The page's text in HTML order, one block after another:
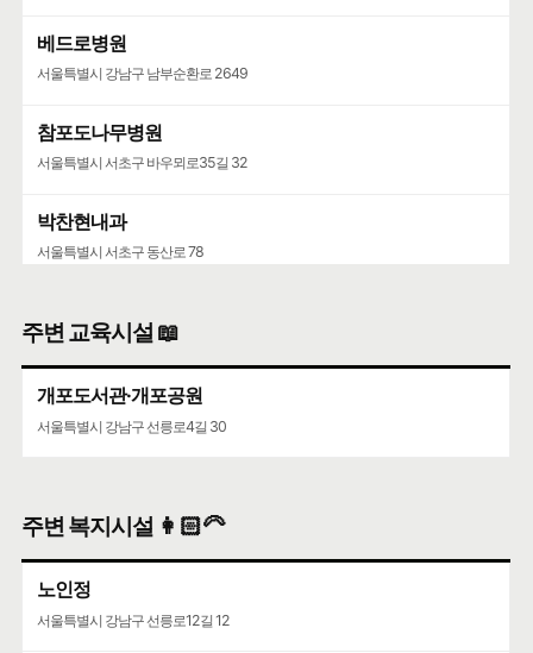
베드로병원
서울특별시 강남구 남부순환로 2649
참포도나무병원
서울특별시 서초구 바우뫼로35길 32
박찬현내과
서울특별시 서초구 동산로 78
주변 교육시설 📖
개포도서관·개포공원
서울특별시 강남구 선릉로4길 30
주변 복지시설 👩🏻‍🦳
노인정
서울특별시 강남구 선릉로12길 12